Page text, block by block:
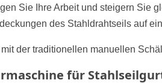
Sie Ihre Arbeit und steigern Sie
des Stahldrahtseils auf
der traditionellen manuellen
für